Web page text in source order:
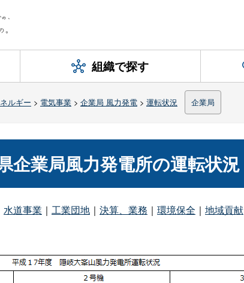
組織で探す
ルギー > 電気事業 > 企業局 風力発電 > 運転状況 企業局
企業局風力発電所の運転状況
水道事業 ｜ 工業団地 ｜ 決算、業務 ｜ 環境保全 ｜ 地域貢献